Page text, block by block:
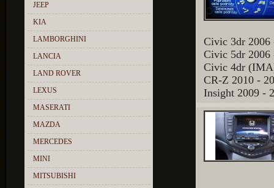
JEEP
KIA
LAMBORGHINI
LANCIA
LAND ROVER
LEXUS
MASERATI
MAZDA
MERCEDES
MINI
MITSUBISHI
Civic 3dr 2006
Civic 5dr 2006
Civic 4dr
CR-Z 2010 -
Insight 2009 -